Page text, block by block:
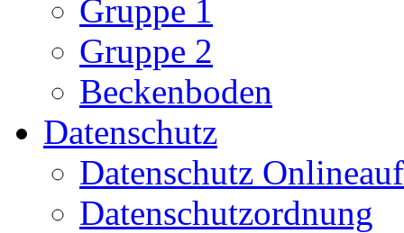
Gruppe 1
Gruppe 2
Beckenboden
Datenschutz
Datenschutz
Datenschutzordnung